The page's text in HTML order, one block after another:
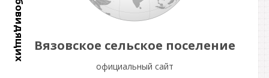
Вязовское сельское поселение
официальный сайт